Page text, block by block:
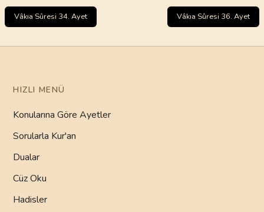
Vâkıa Sûresi 34. Ayet Vâkıa Sûresi 36. Ayet
HIZLI MENÜ
Konularına Göre Ayetler
Sorularla Kur'an
Dualar
Cüz Oku
Hadisler